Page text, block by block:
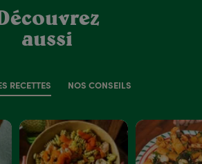
aussi
RECETTES NOS CONSEILS